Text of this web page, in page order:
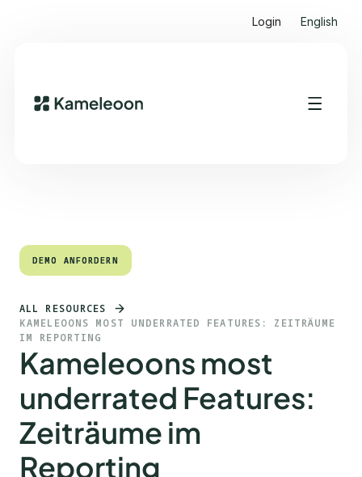
Login English
Quick Links
DEMO ANFORDERN
DEMO ANFORDERN
ALL RESOURCES
KAMELEOONS MOST UNDERRATED FEATURES: ZEITRÄUME
IM REPORTING
Kameleoons most
underrated Features:
Zeiträume im
Reporting